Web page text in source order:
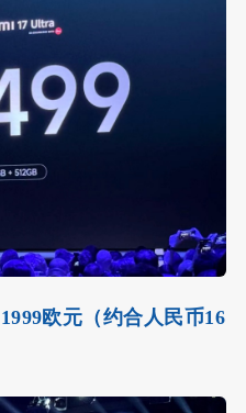
1999欧元（约合人民币16